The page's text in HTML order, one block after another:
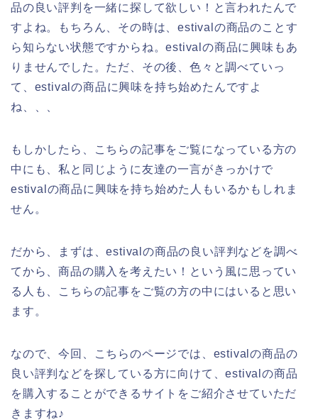
品の良い評判を一緒に探して欲しい！と言われたんで
すよね。もちろん、その時は、estivalの商品のことす
ら知らない状態ですからね。estivalの商品に興味もあ
りませんでした。ただ、その後、色々と調べていっ
て、estivalの商品に興味を持ち始めたんですよ
ね、、、
もしかしたら、こちらの記事をご覧になっている方の
中にも、私と同じように友達の一言がきっかけで
estivalの商品に興味を持ち始めた人もいるかもしれま
せん。
だから、まずは、estivalの商品の良い評判などを調べ
てから、商品の購入を考えたい！という風に思ってい
る人も、こちらの記事をご覧の方の中にはいると思い
ます。
なので、今回、こちらのページでは、estivalの商品の
良い評判などを探している方に向けて、estivalの商品
を購入することができるサイトをご紹介させていただ
きますね♪